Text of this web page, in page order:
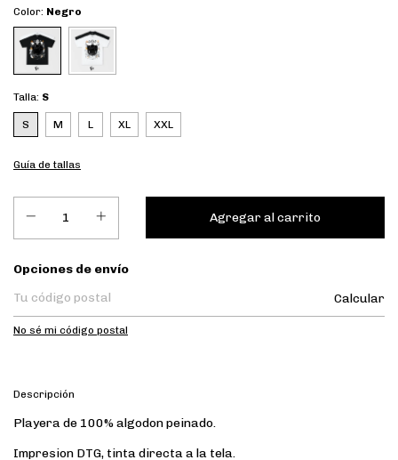
Color: Negro
Talla: S
S M L XL XXL
Guía de tallas
Entregas para el CP:
Opciones de envío
Calcular
No sé mi código postal
Descripción
Playera de 100% algodon peinado.
Impresion DTG, tinta directa a la tela.